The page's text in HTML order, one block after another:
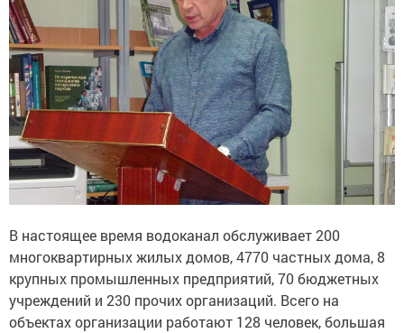
В настоящее время водоканал обслуживает 200
многоквартирных жилых домов, 4770 частных дома, 8
крупных промышленных предприятий, 70 бюджетных
учреждений и 230 прочих организаций. Всего на
объектах организации работают 128 человек, большая